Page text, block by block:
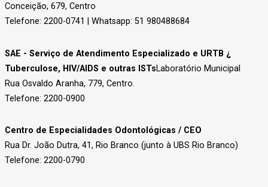
Conceição, 679, Centro
Telefone: 2200-0741 | Whatsapp: 51 980488684
SAE - Serviço de Atendimento Especializado e URTB ¿
Tuberculose, HIV/AIDS e outras ISTsLaboratório Municipal
Rua Osvaldo Aranha, 779, Centro.
Telefone: 2200-0900
Centro de Especialidades Odontológicas / CEO
Rua Dr. João Dutra, 41, Rio Branco (junto à UBS Rio Branco)
Telefone: 2200-0790